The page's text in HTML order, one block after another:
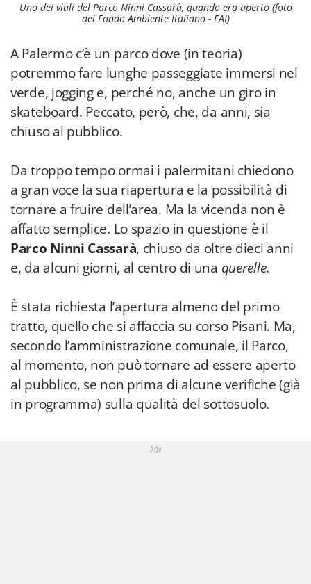
Uno dei viali del Parco Ninni Cassarà, quando era aperto (foto
del Fondo Ambiente Italiano - FAI)
A Palermo c’è un parco dove (in teoria)
potremmo fare lunghe passeggiate immersi nel
verde, jogging e, perché no, anche un giro in
skateboard. Peccato, però, che, da anni, sia
chiuso al pubblico.
Da troppo tempo ormai i palermitani chiedono
a gran voce la sua riapertura e la possibilità di
tornare a fruire dell’area. Ma la vicenda non è
affatto semplice. Lo spazio in questione è il
Parco Ninni Cassarà, chiuso da oltre dieci anni
e, da alcuni giorni, al centro di una querelle.
È stata richiesta l’apertura almeno del primo
tratto, quello che si affaccia su corso Pisani. Ma,
secondo l’amministrazione comunale, il Parco,
al momento, non può tornare ad essere aperto
al pubblico, se non prima di alcune verifiche (già
in programma) sulla qualità del sottosuolo.
Adv